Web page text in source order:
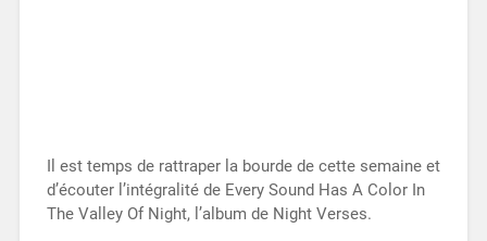
Il est temps de rattraper la bourde de cette semaine et
d’écouter l’intégralité de Every Sound Has A Color In
The Valley Of Night, l’album de Night Verses.